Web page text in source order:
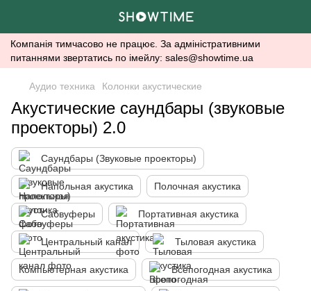
Компанія тимчасово не працює. За адміністративними
питаннями звертатись по імейлу: sales@showtime.ua
Аудио техника Колонки акустические
Акустические саундбары (звуковые
проекторы) 2.0
Саундбары (Звуковые проекторы)
Напольная акустика Полочная акустика
Сабвуферы Портативная акустика
Центральный канал Тыловая акустика
Компьютерная акустика Всепогодная акустика